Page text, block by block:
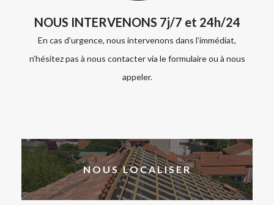
NOUS INTERVENONS 7j/7 et 24h/24
En cas d’urgence, nous intervenons dans l’immédiat,
n’hésitez pas à nous contacter via le formulaire ou à nous
appeler.
NOUS LOCALISER